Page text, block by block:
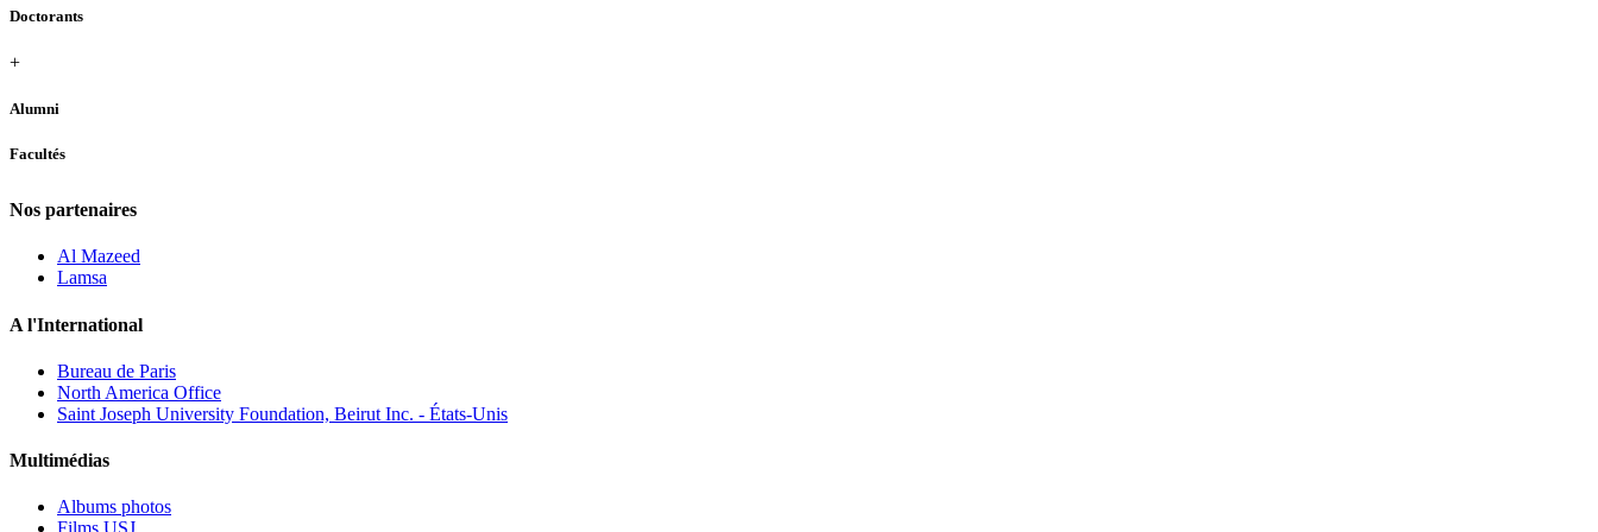
Doctorants
+
Alumni
Facultés
Nos partenaires
Al Mazeed
Lamsa
A l'International
Bureau de Paris
North America Office
Saint Joseph University Foundation, Beirut Inc. - États-Unis
Multimédias
Albums photos